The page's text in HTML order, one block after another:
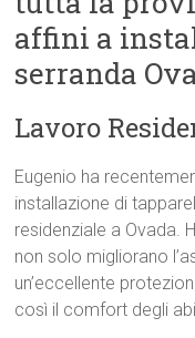
affini a
serranda
Lavoro
Eugenio ha
installazione di
residenziale a Ovada.
non solo migliorano
un’eccellente
così il comfort degli